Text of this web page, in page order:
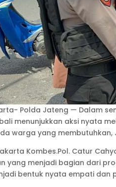
Polda Jateng — Dalam
menunjukkan aksi nyata
warga yang membutuhkan,
Kombes.Pol. Catur
yang menjadi bagian dari
bentuk nyata empati dan